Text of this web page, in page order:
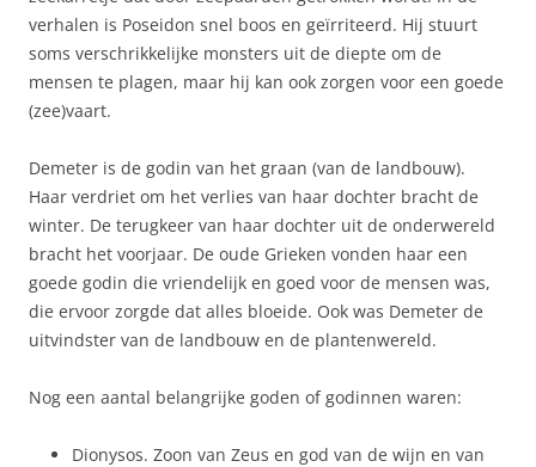
verhalen is Poseidon snel boos en geïrriteerd. Hij stuurt
soms verschrikkelijke monsters uit de diepte om de
mensen te plagen, maar hij kan ook zorgen voor een goede
(zee)vaart.
Demeter is de godin van het graan (van de landbouw).
Haar verdriet om het verlies van haar dochter bracht de
winter. De terugkeer van haar dochter uit de onderwereld
bracht het voorjaar. De oude Grieken vonden haar een
goede godin die vriendelijk en goed voor de mensen was,
die ervoor zorgde dat alles bloeide. Ook was Demeter de
uitvindster van de landbouw en de plantenwereld.
Nog een aantal belangrijke goden of godinnen waren:
Dionysos. Zoon van Zeus en god van de wijn en van